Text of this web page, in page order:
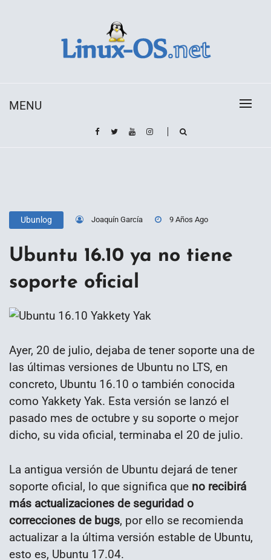
MENU
Ubunlog Joaquín García 9 Años Ago
Ubuntu 16.10 ya no tiene
soporte oficial
Ayer, 20 de julio, dejaba de tener soporte una de
las últimas versiones de Ubuntu no LTS, en
concreto, Ubuntu 16.10 o también conocida
como Yakkety Yak. Esta versión se lanzó el
pasado mes de octubre y su soporte o mejor
dicho, su vida oficial, terminaba el 20 de julio.
La antigua versión de Ubuntu dejará de tener
soporte oficial, lo que significa que no recibirá
más actualizaciones de seguridad o
correcciones de bugs, por ello se recomienda
actualizar a la última versión estable de Ubuntu,
esto es, Ubuntu 17.04.